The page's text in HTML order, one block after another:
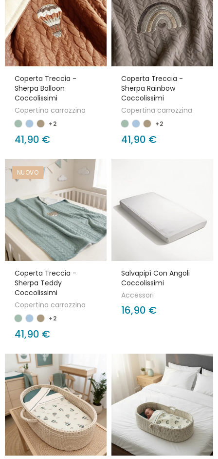
Coperta Treccia -
Sherpa Balloon
Coccolissimi
Copertina carrozzina
+2
41,90 €
Coperta Treccia -
Sherpa Rainbow
Coccolissimi
Copertina carrozzina
+2
41,90 €
NUOVO
Coperta Treccia -
Sherpa Teddy
Coccolissimi
Copertina carrozzina
+2
41,90 €
Salvapipì Con Angoli
Coccolissimi
Accessori
16,90 €